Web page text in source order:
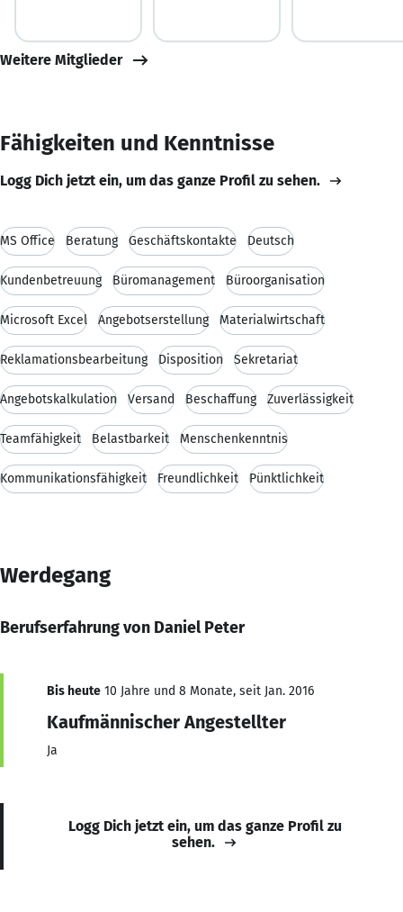
Weitere Mitglieder
Fähigkeiten und Kenntnisse
Logg Dich jetzt ein, um das ganze Profil zu sehen.
MS Office Beratung Geschäftskontakte Deutsch
Kundenbetreuung Büromanagement Büroorganisation
Microsoft Excel Angebotserstellung Materialwirtschaft
Reklamationsbearbeitung Disposition Sekretariat
Angebotskalkulation Versand Beschaffung Zuverlässigkeit
Teamfähigkeit Belastbarkeit Menschenkenntnis
Kommunikationsfähigkeit Freundlichkeit Pünktlichkeit
Werdegang
Berufserfahrung von Daniel Peter
Bis heute 10 Jahre und 8 Monate, seit Jan. 2016
Kaufmännischer Angestellter
Ja
Logg Dich jetzt ein, um das ganze Profil zu
sehen.